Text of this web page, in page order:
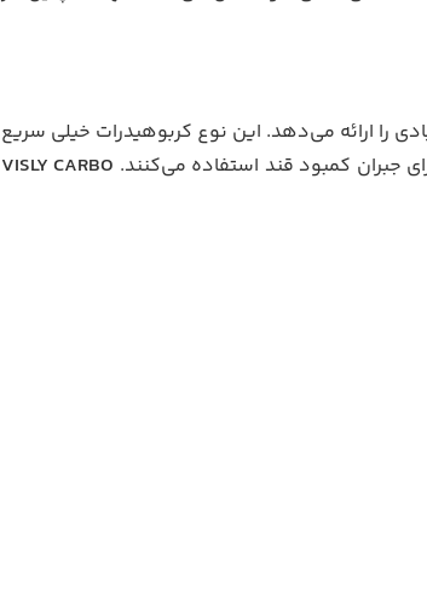
را ارائه می‌دهد. این نوع کربوهیدرات خیلی سریع
جبران کمبود قند استفاده می‌کنند. VISLY CARBO